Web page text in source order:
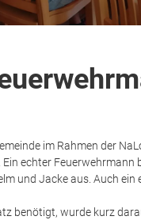
im Rahmen der
Ein echter Feuerwehrmann
und Jacke aus. Auch
benötigt, wurde kurz